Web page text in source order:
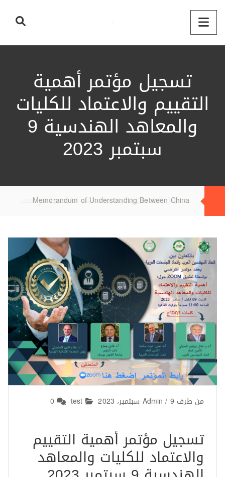
تسجيل مؤتمر أهمية
التقييم والاعتماد للكليات
والمعاهد الهندسية 9
سبتمبر 2023
Memorandum of Understanding Between China
and Federation of Arab Engineers (FAE)
من طرف Admin / 9 سبتمبر، 2023 0
تسجيل مؤتمر أهمية التقييم
والاعتماد للكليات والمعاهد